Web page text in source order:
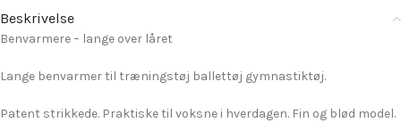
Beskrivelse
Benvarmere – lange over låret
Lange benvarmer til træningstøj ballettøj gymnastiktøj.
Patent strikkede. Praktiske til voksne i hverdagen. Fin og blød model.